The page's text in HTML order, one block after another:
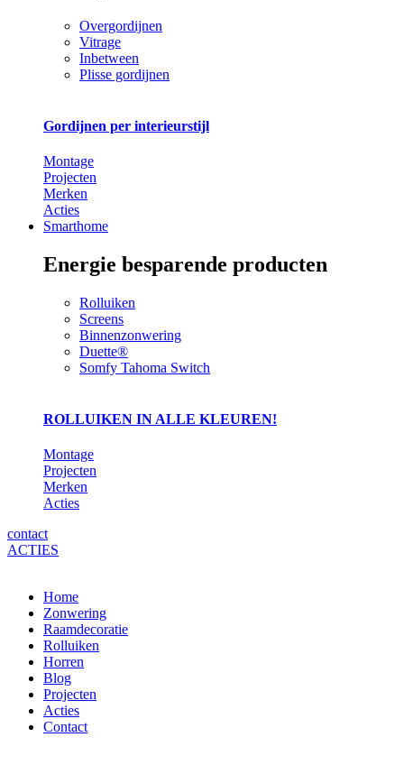
Overgordijnen
Vitrage
Inbetween
Plisse gordijnen
Gordijnen per interieurstijl
Montage
Projecten
Merken
Acties
Smarthome
Energie besparende producten
Rolluiken
Screens
Binnenzonwering
Duette®
Somfy Tahoma Switch
ROLLUIKEN IN ALLE KLEUREN!
Montage
Projecten
Merken
Acties
contact
ACTIES
Home
Zonwering
Raamdecoratie
Rolluiken
Horren
Blog
Projecten
Acties
Contact